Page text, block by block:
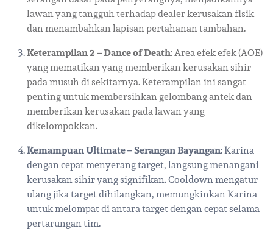
lawan yang tangguh terhadap dealer kerusakan fisik
dan menambahkan lapisan pertahanan tambahan.
Keterampilan 2 – Dance of Death: Area efek efek (AOE)
yang mematikan yang memberikan kerusakan sihir
pada musuh di sekitarnya. Keterampilan ini sangat
penting untuk membersihkan gelombang antek dan
memberikan kerusakan pada lawan yang
dikelompokkan.
Kemampuan Ultimate – Serangan Bayangan: Karina
dengan cepat menyerang target, langsung menangani
kerusakan sihir yang signifikan. Cooldown mengatur
ulang jika target dihilangkan, memungkinkan Karina
untuk melompat di antara target dengan cepat selama
pertarungan tim.